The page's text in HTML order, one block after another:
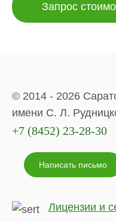
Запрос
© 2014 - 2026
имени С. Л.
+7 (8452) 23-28-30
Написать письмо
Лицензии и